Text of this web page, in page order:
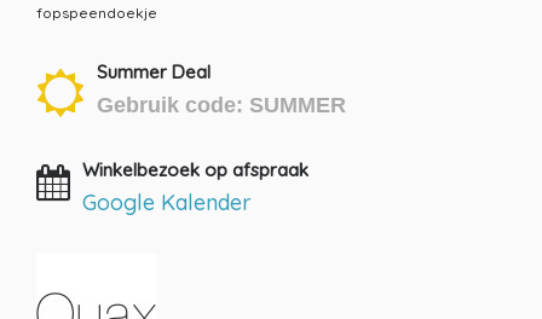
fopspeendoekje
Summer Deal
Gebruik code: SUMMER
Winkelbezoek op afspraak
Google Kalender